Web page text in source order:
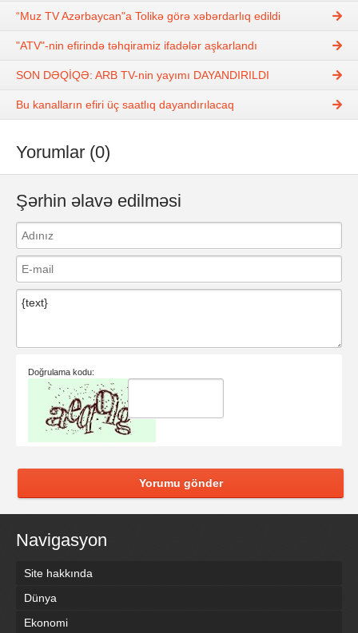
“Muz TV Azərbaycan"a Tolikə görə xəbərdarlıq edildi
"ATV"-nin efirində təhqiramiz ifadələr aşkarlandı
SON DƏQİQƏ: ARB TV-nin yayımı DAYANDIRILDI
Bu kanalların efiri üç saatlıq dayandırılacaq
Yorumlar (0)
Şərhin əlavə edilməsi
Doğrulama kodu:
Yorumu gönder
Navigasyon
Site hakkında
Dünya
Ekonomi